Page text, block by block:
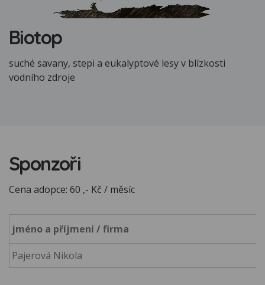
Biotop
suché savany, stepi a eukalyptové lesy v blízkosti
vodního zdroje
Sponzoři
Cena adopce: 60 ,- Kč / měsíc
jméno a příjmení / firma
Pajerová Nikola